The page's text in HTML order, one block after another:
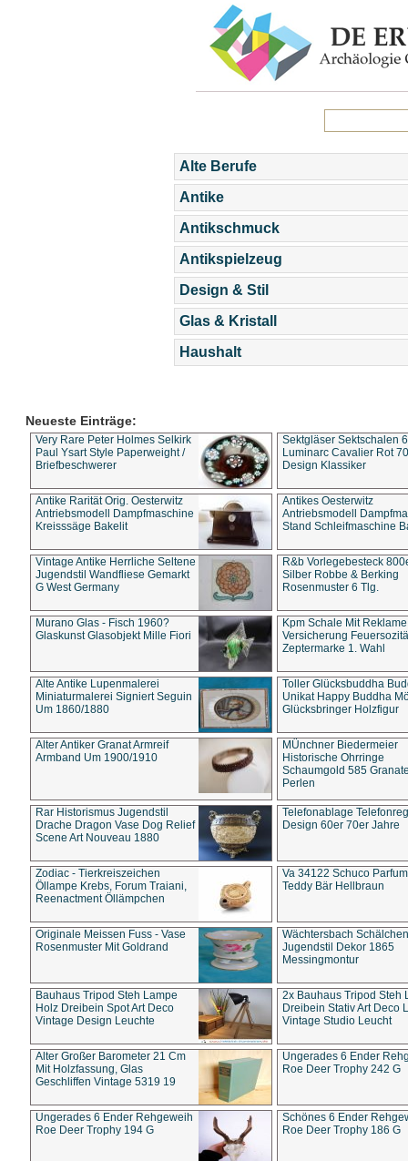
Alte Berufe
Antike
Antikschmuck
Antikspielzeug
Design & Stil
Glas & Kristall
Haushalt
Neueste Einträge:
Very Rare Peter Holmes Selkirk
Paul Ysart Style Paperweight /
Briefbeschwerer
Sektgläser Sektschalen
Luminarc Cavalier Rot
Design Klassiker
Antike Rarität Orig. Oesterwitz
Antriebsmodell Dampfmaschine
Kreisssäge Bakelit
Antikes Oesterwitz
Antriebsmodell
Stand Schleifmaschine
Vintage Antike Herrliche Seltene
Jugendstil Wandfliese Gemarkt
G West Germany
R&b Vorlegebesteck
Silber Robbe & Berking
Rosenmuster 6 Tlg.
Murano Glas - Fisch 1960?
Glaskunst Glasobjekt Mille Fiori
Kpm Schale Mit Reklame
Versicherung
Zeptermarke 1. Wahl
Alte Antike Lupenmalerei
Miniaturmalerei Signiert Seguin
Um 1860/1880
Toller Glücksbuddha
Unikat Happy Buddha
Glücksbringer Holzfigur
Alter Antiker Granat Armreif
Armband Um 1900/1910
MÜnchner Biedermeier
Historische Ohrringe
Schaumgold 585
Perlen
Rar Historismus Jugendstil
Drache Dragon Vase Dog Relief
Scene Art Nouveau 1880
Telefonablage
Design 60er 70er Jahre
Zodiac - Tierkreiszeichen
Öllampe Krebs, Forum Traiani,
Reenactment Öllämpchen
Va 34122 Schuco
Teddy Bär Hellbraun
Originale Meissen Fuss - Vase
Rosenmuster Mit Goldrand
Wächtersbach Schälchen
Jugendstil Dekor 1865
Messingmontur
Bauhaus Tripod Steh Lampe
Holz Dreibein Spot Art Deco
Vintage Design Leuchte
2x Bauhaus Tripod Steh
Dreibein Stativ Art Deco
Vintage Studio Leucht
Alter Großer Barometer 21 Cm
Mit Holzfassung, Glas
Geschliffen Vintage 5319 19
Ungerades 6 Ender
Roe Deer Trophy 242 G
Ungerades 6 Ender Rehgeweih
Roe Deer Trophy 194 G
Schönes 6 Ender
Roe Deer Trophy 186 G